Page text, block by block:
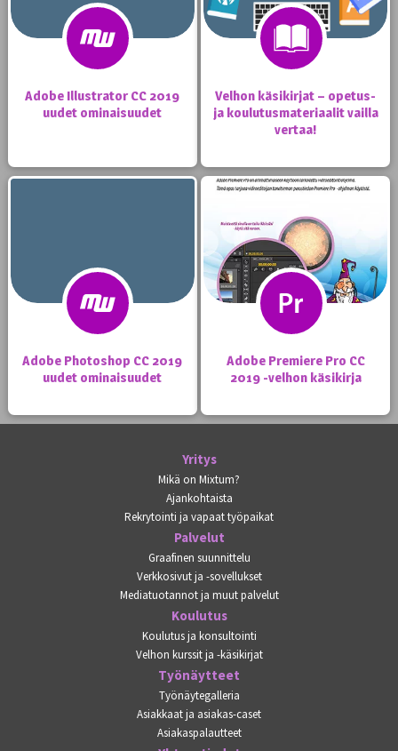
Adobe Illustrator CC 2019
uudet ominaisuudet
Velhon käsikirjat – opetus-
ja koulutusmateriaalit vailla
vertaa!
Adobe Photoshop CC 2019
uudet ominaisuudet
Adobe Premiere Pro CC
2019 -velhon käsikirja
Yritys
Mikä on Mixtum?
Ajankohtaista
Rekrytointi ja vapaat työpaikat
Palvelut
Graafinen suunnittelu
Verkkosivut ja -sovellukset
Mediatuotannot ja muut palvelut
Koulutus
Koulutus ja konsultointi
Velhon kurssit ja -käsikirjat
Työnäytteet
Työnäytegalleria
Asiakkaat ja asiakas-caset
Asiakaspalautteet